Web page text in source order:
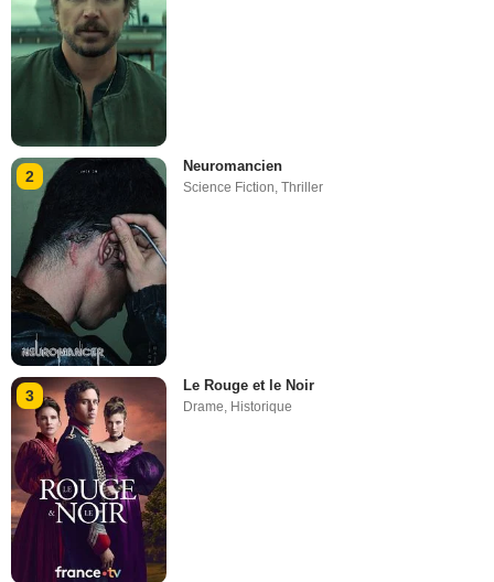
2
Neuromancien
Science Fiction,Thriller
3
Le Rouge et le Noir
Drame Historique